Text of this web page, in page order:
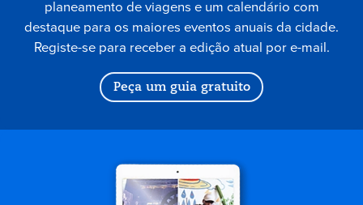
planeamento de viagens e um calendário com
destaque para os maiores eventos anuais da cidade.
Registe-se para receber a edição atual por e-mail.
Peça um guia gratuito